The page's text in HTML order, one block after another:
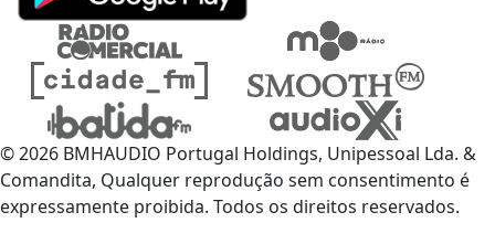
© 2026 BMHAUDIO Portugal Holdings, Unipessoal Lda. &
Comandita, Qualquer reprodução sem consentimento é
expressamente proibida. Todos os direitos reservados.